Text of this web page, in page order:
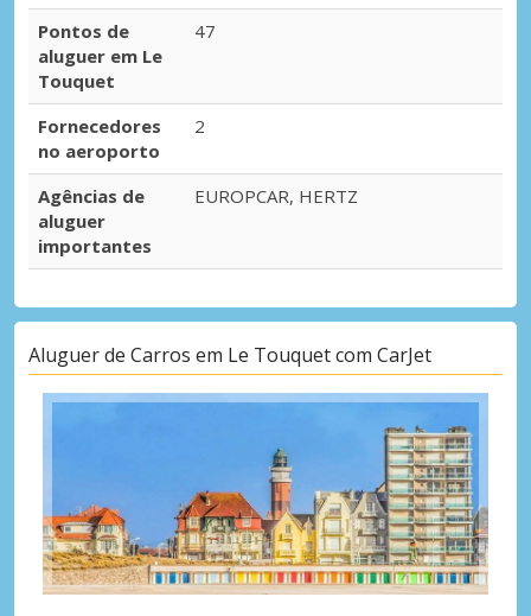
Pontos de
aluguer em Le
Touquet
47
Fornecedores
no aeroporto
2
Agências de
aluguer
importantes
EUROPCAR, HERTZ
Aluguer de Carros em Le Touquet com CarJet